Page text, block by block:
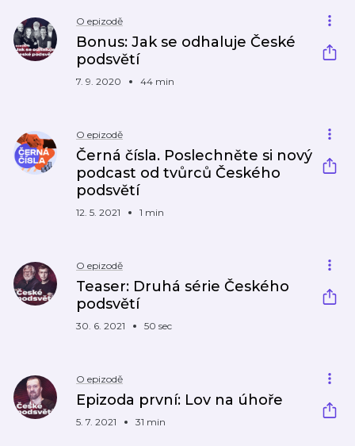
O epizodě
Bonus: Jak se odhaluje České
podsvětí
7. 9. 2020 44 min
O epizodě
Černá čísla. Poslechněte si nový
podcast od tvůrců Českého
podsvětí
12. 5. 2021 1 min
O epizodě
Teaser: Druhá série Českého
podsvětí
30. 6. 2021 50 sec
O epizodě
Epizoda první: Lov na úhoře
5. 7. 2021 31 min